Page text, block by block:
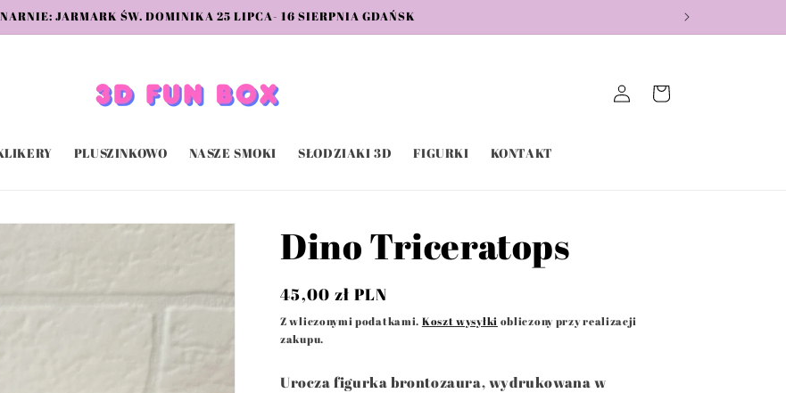
JARMARK ŚW. DOMINIKA 25 LIPCA- 16 SIERPNIA GDAŃSK
PLUSZINKOWO NASZE SMOKI SŁODZIAKI 3D FIGURKI KONTAKT
Zaloguj
się
Koszyk
Dino Triceratops
Cena
regularna
45,00 zł PLN
Z wliczonymi podatkami. Koszt wysyłki obliczony przy realizacji
zakupu.
Urocza figurka brontozaura, wydrukowana w